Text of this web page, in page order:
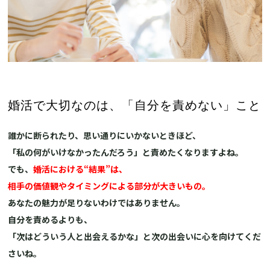
婚活で大切なのは、「自分を責めない」こと
誰かに断られたり、思い通りにいかないときほど、
「私の何がいけなかったんだろう」と責めたくなりますよね。
でも、婚活における“結果”は、
相手の価値観やタイミングによる部分が大きいもの。
あなたの魅力が足りないわけではありません。
自分を責めるよりも、
「次はどういう人と出会えるかな」と次の出会いに心を向けてくだ
さいね。